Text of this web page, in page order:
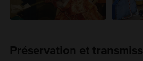
Préservation et